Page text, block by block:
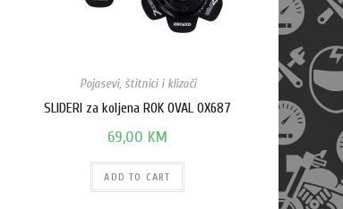
Pojasevi, štitnici i klizači
SLIDERI za koljena ROK OVAL OX687
69,00 KM
ADD TO CART